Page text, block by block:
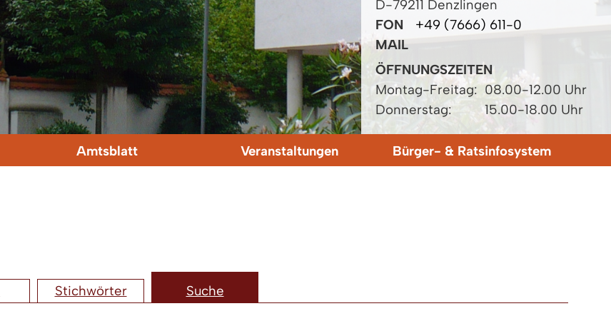
D-79211 Denzlingen
FON
+49 (7666) 611-0
MAIL
ÖFFNUNGSZEITEN
Montag-Freitag: 08.00-12.00 Uhr
Donnerstag:
15.00-18.00 Uhr
Amtsblatt Veranstaltungen Bürger- & Ratsinfosystem
Stichwörter Suche